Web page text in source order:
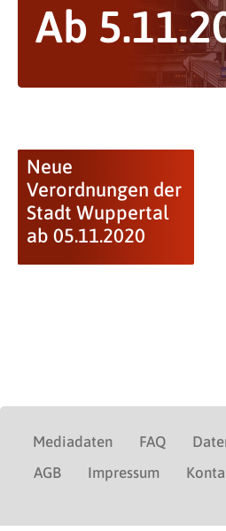
Ab
Neue
Verordnungen der
Stadt Wuppertal
ab 05.11.2020
Mediadaten FAQ
AGB
Impressum